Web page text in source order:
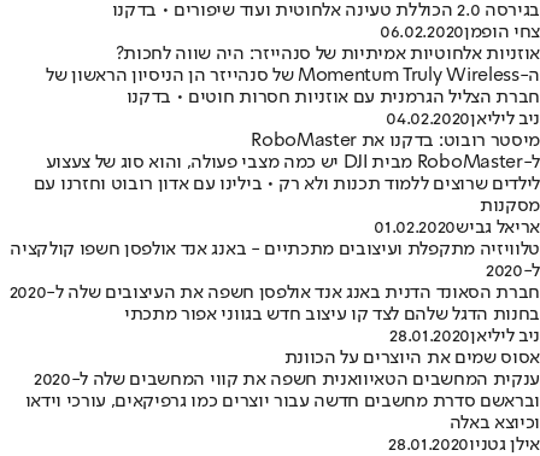
בגירסה 2.0 הכוללת טעינה אלחוטית ועוד שיפורים • בדקנו
צחי הופמן06.02.2020
אוזניות אלחוטיות אמיתיות של סנהייזר: היה שווה לחכות?
ה-Momentum Truly Wireless של סנהייזר הן הניסיון הראשון של
חברת הצליל הגרמנית עם אוזניות חסרות חוטים • בדקנו
ניב ליליאן04.02.2020
מיסטר רובוט: בדקנו את RoboMaster
ל-RoboMaster מבית DJI יש כמה מצבי פעולה, והוא סוג של צעצוע
לילדים שרוצים ללמוד תכנות ולא רק • בילינו עם אדון רובוט וחזרנו עם
מסקנות
אריאל גביש01.02.2020
טלוויזיה מתקפלת ועיצובים מתכתיים - באנג אנד אולפסן חשפו קולקציה
ל-2020
חברת הסאונד הדנית באנג אנד אולפסן חשפה את העיצובים שלה ל-2020
בחנות הדגל שלהם לצד קו עיצוב חדש בגווני אפור מתכתי
ניב ליליאן28.01.2020
אסוס שמים את היוצרים על הכוונת
ענקית המחשבים הטאיוואנית חשפה את קווי המחשבים שלה ל-2020
ובראשם סדרת מחשבים חדשה עבור יוצרים כמו גרפיקאים, עורכי וידאו
וכיוצא באלה
אילן גטניו28.01.2020